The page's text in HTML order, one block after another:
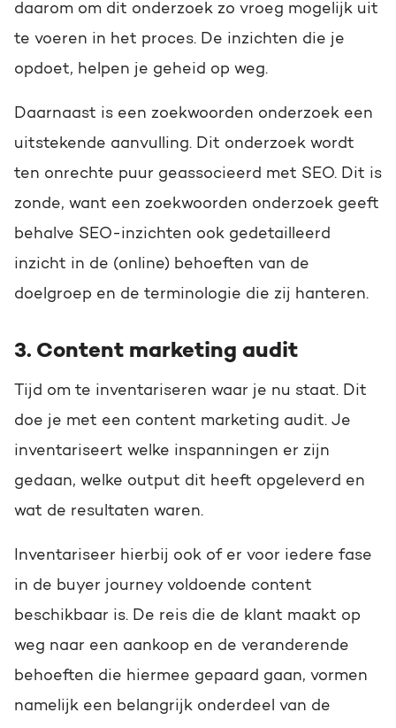
daarom om dit onderzoek zo vroeg mogelijk uit
te voeren in het proces. De inzichten die je
opdoet, helpen je geheid op weg.
Daarnaast is een zoekwoorden onderzoek een
uitstekende aanvulling. Dit onderzoek wordt
ten onrechte puur geassocieerd met SEO. Dit is
zonde, want een zoekwoorden onderzoek geeft
behalve SEO-inzichten ook gedetailleerd
inzicht in de (online) behoeften van de
doelgroep en de terminologie die zij hanteren.
3. Content marketing audit
Tijd om te inventariseren waar je nu staat. Dit
doe je met een content marketing audit. Je
inventariseert welke inspanningen er zijn
gedaan, welke output dit heeft opgeleverd en
wat de resultaten waren.
Inventariseer hierbij ook of er voor iedere fase
in de buyer journey voldoende content
beschikbaar is. De reis die de klant maakt op
weg naar een aankoop en de veranderende
behoeften die hiermee gepaard gaan, vormen
namelijk een belangrijk onderdeel van de